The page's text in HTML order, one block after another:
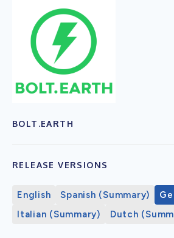
BOLT.EARTH
RELEASE VERSIONS
English Spanish (Summary)
Italian (Summary)
Dutch